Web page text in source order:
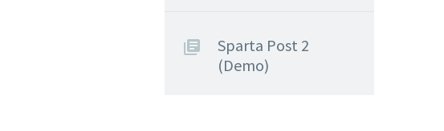
Sparta Post 2
(Demo)